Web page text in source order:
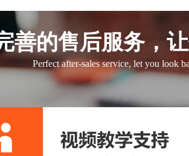
善的售后服务，
Perfect after-sales service, let you look